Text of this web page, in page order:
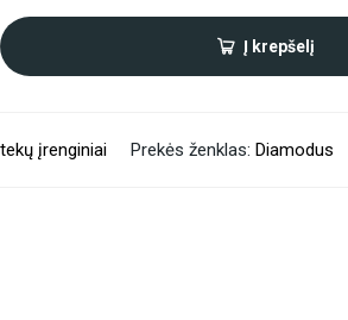
Į krepšelį
įrenginiai Prekės ženklas: Diamodus